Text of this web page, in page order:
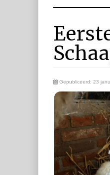
Gepubliceerd: 23